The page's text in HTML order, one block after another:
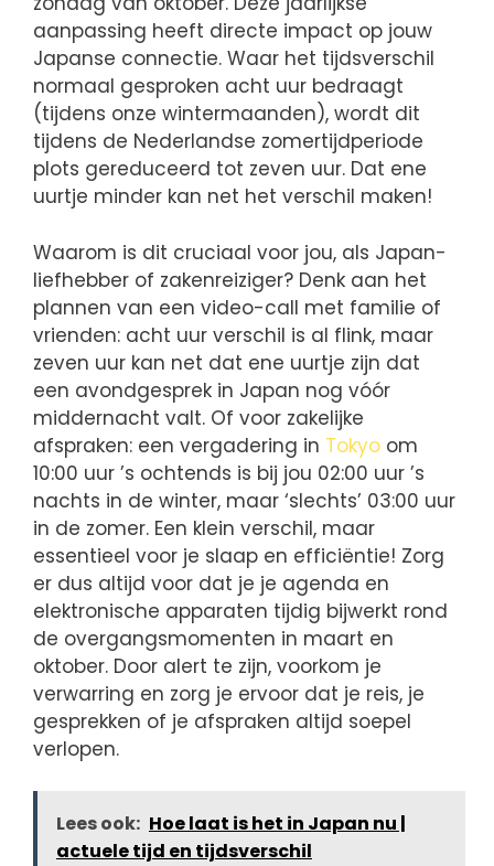
aanpassing heeft directe impact op jouw
Japanse connectie. Waar het tijdsverschil
normaal gesproken acht uur bedraagt
(tijdens onze wintermaanden), wordt dit
tijdens de Nederlandse zomertijdperiode
plots gereduceerd tot zeven uur. Dat ene
uurtje minder kan net het verschil maken!
Waarom is dit cruciaal voor jou, als Japan-
liefhebber of zakenreiziger? Denk aan het
plannen van een video-call met familie of
vrienden: acht uur verschil is al flink, maar
zeven uur kan net dat ene uurtje zijn dat
een avondgesprek in Japan nog vóór
middernacht valt. Of voor zakelijke
afspraken: een vergadering in Tokyo om
10:00 uur ’s ochtends is bij jou 02:00 uur ’s
nachts in de winter, maar ‘slechts’ 03:00 uur
in de zomer. Een klein verschil, maar
essentieel voor je slaap en efficiëntie! Zorg
er dus altijd voor dat je je agenda en
elektronische apparaten tijdig bijwerkt rond
de overgangsmomenten in maart en
oktober. Door alert te zijn, voorkom je
verwarring en zorg je ervoor dat je reis, je
gesprekken of je afspraken altijd soepel
verlopen.
Lees ook: Hoe laat is het in Japan nu |
actuele tijd en tijdsverschil